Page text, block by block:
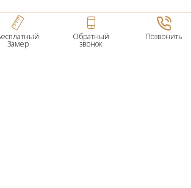
Замер
Обратный
звонок
Позвонить